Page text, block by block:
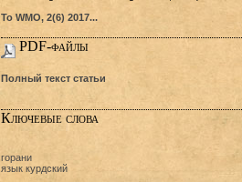
To WMO, 2(6) 2017...
PDF-файлы
Полный текст статьи
Ключевые слова
горани
язык курдский